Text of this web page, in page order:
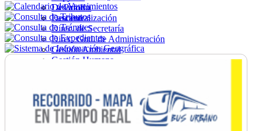
Desarrollo
Descentralización
Direc. de Secretaría
Direc. Gral. de Administración
Gestión Ambiental
Gestión Humana
Ordenamiento
Promoción Social
Salud
Secretaría General
La Paloma
Lascano